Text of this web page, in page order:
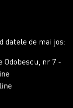
datele de mai jos:
Odobescu, nr 7 -